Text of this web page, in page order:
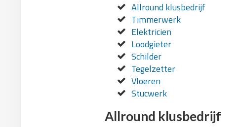
Allround klusbedrijf
Timmerwerk
Elektricien
Loodgieter
Schilder
Tegelzetter
Vloeren
Stucwerk
Allround klusbedrijf